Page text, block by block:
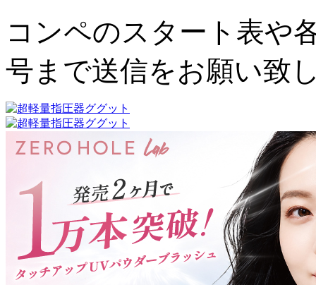
コンペのスタート表や
号まで送信をお願い致